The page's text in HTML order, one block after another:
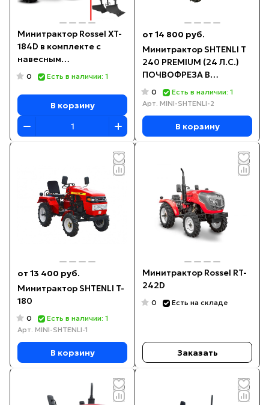
Минитрактор Rossel XT-
184D в комплекте с
навесным
оборудованием
0 Есть в наличии: 1
В корзину
от 14 800 руб.
Минитрактор SHTENLI T
240 PREMIUM (24 Л.С.)
ПОЧВОФРЕЗА В
ПОДАРОК!
0
Есть в наличии: 1
Арт. MINI-SHTENLI-2
В корзину
от 13 400 руб.
Минитрактор SHTENLI T-
180
0
Есть в наличии: 1
Арт. MINI-SHTENLI-1
В корзину
Минитрактор Rossel RT-
242D
0 Есть на складе
Заказать